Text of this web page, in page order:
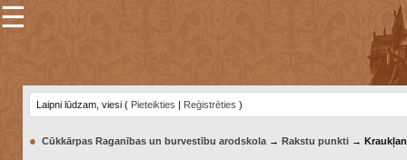
×
☰
Laipni lūdzam, viesi ( Pieteikties | Reģistrēties )
● Cūkkārpas Raganības un burvestību arodskola→ Rakstu punkti→